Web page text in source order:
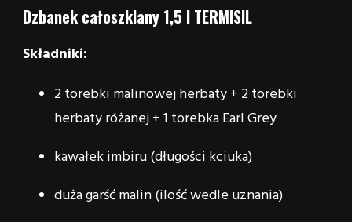
Dzbanek całoszklany 1,5 l TERMISIL
Składniki:
2 torebki malinowej herbaty + 2 torebki
herbaty różanej + 1 torebka Earl Grey
kawałek imbiru (długości kciuka)
duża garść malin (ilość wedle uznania)